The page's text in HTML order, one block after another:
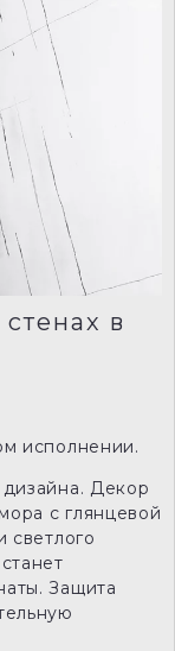
в
исполнении.
Декор
с глянцевой
светлого
Защита